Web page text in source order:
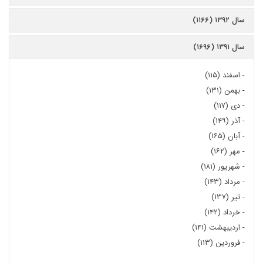
سال ۱۳۹۲ (۱۱۶۶)
سال ۱۳۹۱ (۱۶۹۶)
- اسفند (۱۱۵)
-بهمن (۱۳۱)
-دی (۱۱۷)
-آذر (۱۴۹)
-آبان (۱۶۵)
- مهر (۱۶۲)
- شهریور (۱۸۱)
- مرداد (۱۴۳)
-تیر (۱۳۷)
-خرداد (۱۴۲)
- اردیبهشت (۱۴۱)
-فروردین (۱۱۳)